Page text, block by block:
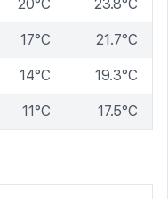
20°C 23.8°C
17°C 21.7°C
14°C 19.3°C
11°C 17.5°C